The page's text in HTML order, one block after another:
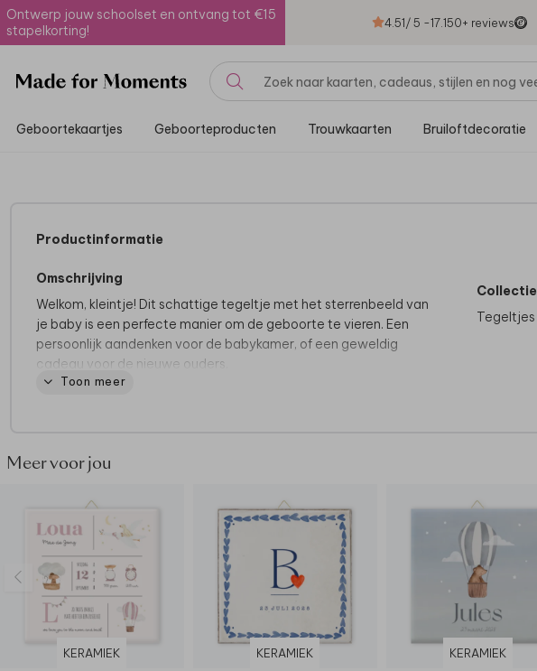
Ontwerp jouw schoolset en ontvang tot €15
stapelkorting!
4.51/ 5 -17.150+ reviews
Geboortekaartjes Geboorteproducten Trouwkaarten Bruiloftdecoratie
Productinformatie
Omschrijving
Welkom, kleintje! Dit schattige tegeltje met het sterrenbeeld van
je baby is een perfecte manier om de geboorte te vieren. Een
persoonlijk aandenken voor de babykamer, of een geweldig
cadeau voor de nieuwe ouders.
Toon meer
Collectie
Tegeltjes
Meer voor jou
KERAMIEK KERAMIEK KERAMIEK